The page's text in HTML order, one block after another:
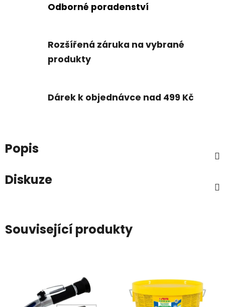
Odborné poradenství
Rozšířená záruka na vybrané
produkty
Dárek k objednávce nad 499 Kč
Popis
Diskuze
Související produkty